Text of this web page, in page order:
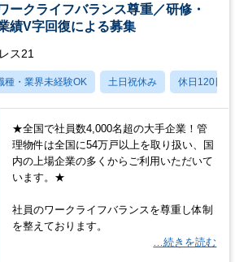
ークライフバランス尊重／研修・
績V字回復による募集
ス21
種・業界未経験OK 土日祝休み 休日120日以上
★全国で社員数4,000名超の大手企業！管
理物件は全国に54万戸以上を取り扱い、国
内の上場企業の多くからご利用いただいて
います。★
社員のワークライフバランスを尊重し体制
を整えております。
…続きを読む